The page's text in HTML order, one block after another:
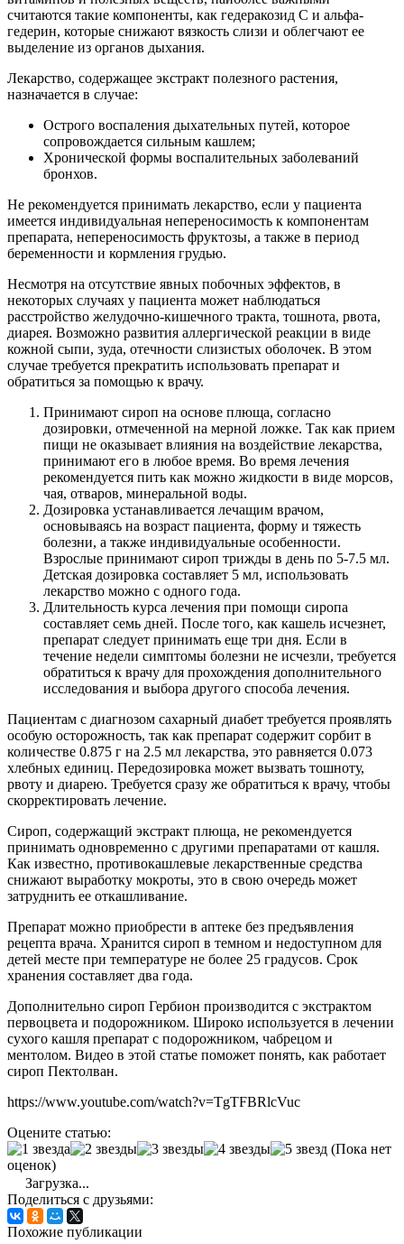
считаются такие компоненты, как гедеракозид С и альфа-
гедерин, которые снижают вязкость слизи и облегчают ее
выделение из органов дыхания.
Лекарство, содержащее экстракт полезного растения,
назначается в случае:
Острого воспаления дыхательных путей, которое
сопровождается сильным кашлем;
Хронической формы воспалительных заболеваний
бронхов.
Не рекомендуется принимать лекарство, если у пациента
имеется индивидуальная непереносимость к компонентам
препарата, непереносимость фруктозы, а также в период
беременности и кормления грудью.
Несмотря на отсутствие явных побочных эффектов, в
некоторых случаях у пациента может наблюдаться
расстройство желудочно-кишечного тракта, тошнота, рвота,
диарея. Возможно развития аллергической реакции в виде
кожной сыпи, зуда, отечности слизистых оболочек. В этом
случае требуется прекратить использовать препарат и
обратиться за помощью к врачу.
Принимают сироп на основе плюща, согласно
дозировки, отмеченной на мерной ложке. Так как прием
пищи не оказывает влияния на воздействие лекарства,
принимают его в любое время. Во время лечения
рекомендуется пить как можно жидкости в виде морсов,
чая, отваров, минеральной воды.
Дозировка устанавливается лечащим врачом,
основываясь на возраст пациента, форму и тяжесть
болезни, а также индивидуальные особенности.
Взрослые принимают сироп трижды в день по 5-7.5 мл.
Детская дозировка составляет 5 мл, использовать
лекарство можно с одного года.
Длительность курса лечения при помощи сиропа
составляет семь дней. После того, как кашель исчезнет,
препарат следует принимать еще три дня. Если в
течение недели симптомы болезни не исчезли, требуется
обратиться к врачу для прохождения дополнительного
исследования и выбора другого способа лечения.
Пациентам с диагнозом сахарный диабет требуется проявлять
особую осторожность, так как препарат содержит сорбит в
количестве 0.875 г на 2.5 мл лекарства, это равняется 0.073
хлебных единиц. Передозировка может вызвать тошноту,
рвоту и диарею. Требуется сразу же обратиться к врачу, чтобы
скорректировать лечение.
Сироп, содержащий экстракт плюща, не рекомендуется
принимать одновременно с другими препаратами от кашля.
Как известно, противокашлевые лекарственные средства
снижают выработку мокроты, это в свою очередь может
затруднить ее откашливание.
Препарат можно приобрести в аптеке без предъявления
рецепта врача. Хранится сироп в темном и недоступном для
детей месте при температуре не более 25 градусов. Срок
хранения составляет два года.
Дополнительно сироп Гербион производится с экстрактом
первоцвета и подорожником. Широко используется в лечении
сухого кашля препарат с подорожником, чабрецом и
ментолом. Видео в этой статье поможет понять, как работает
сироп Пектолван.
https://www.youtube.com/watch?v=TgTFBRlcVuc
Оцените статью:
(Пока нет
оценок)
Загрузка...
Поделиться с друзьями:
Похожие публикации